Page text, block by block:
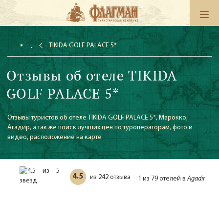
TIKIDA GOLF PALACE 5*
Отзывы об отеле TIKIDA
GOLF PALACE 5*
Отзывы туристов об отеле TIKIDA GOLF PALACE 5*, Марокко,
Агадир, а так же поиск лучших цен по туроператорам, фото и
видео, расположение на карте
4.5 из 242 отзыва 1 из 79 отелей вAgadir